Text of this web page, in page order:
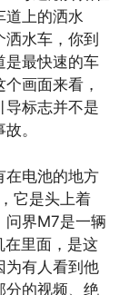
道上的洒水
水车，你到
是最快速的车
画面来看，
导标志并不是
。
在电池的地方
它是头上着
问界M7是一辆
在里面，是这
为有人看到他
分的视频、绝